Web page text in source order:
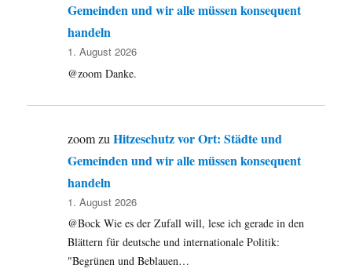
Gemeinden und wir alle müssen konsequent
handeln
1. August 2026
@zoom Danke.
zoomzuHitzeschutz vor Ort: Städte und
Gemeinden und wir alle müssen konsequent
handeln
1. August 2026
@Bock Wie es der Zufall will, lese ich gerade in den
Blättern für deutsche und internationale Politik:
"Begrünen und Beblauen…